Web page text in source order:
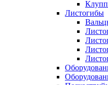
Листогибы